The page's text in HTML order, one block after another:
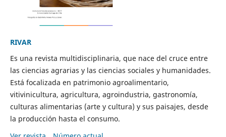
RIVAR
Es una revista multidisciplinaria, que nace del cruce entre
las ciencias agrarias y las ciencias sociales y humanidades.
Está focalizada en patrimonio agroalimentario,
vitivinicultura, agricultura, agroindustria, gastronomía,
culturas alimentarias (arte y cultura) y sus paisajes, desde
la producción hasta el consumo.